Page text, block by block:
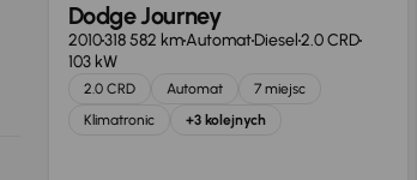
Dodge Journey
2010318 582 kmAutomatDiesel2.0 CRD
103 kW
2.0 CRD Automat
7 miejsc
Klimatronic
+3 kolejnych